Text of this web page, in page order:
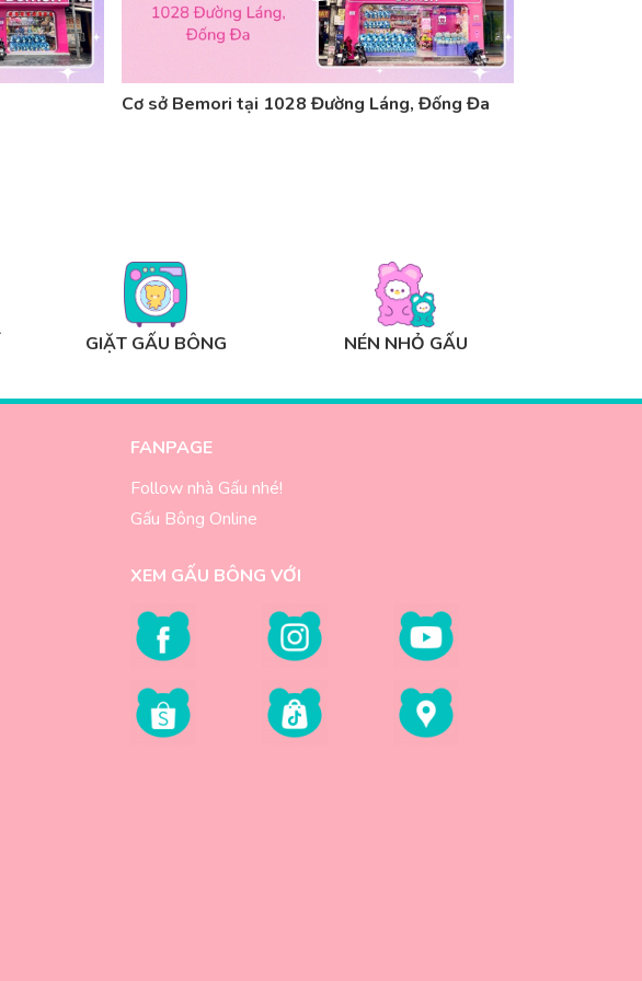
Cơ sở Bemori tại 1028 Đường Láng, Đống Đa
GIẶT GẤU BÔNG NÉN NHỎ GẤU
FANPAGE
Follow nhà Gấu nhé!
Gấu Bông Online
XEM GẤU BÔNG VỚI